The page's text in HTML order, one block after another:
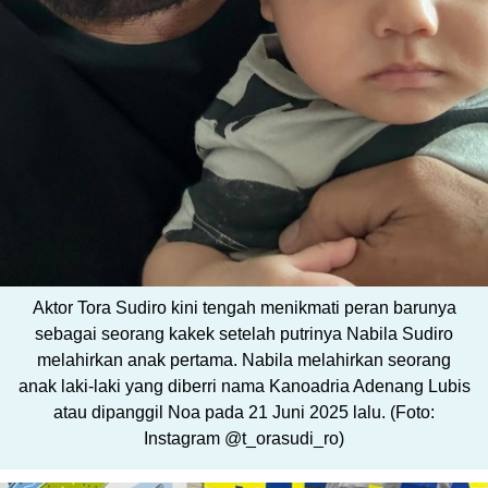
Aktor Tora Sudiro kini tengah menikmati peran barunya
sebagai seorang kakek setelah putrinya Nabila Sudiro
melahirkan anak pertama. Nabila melahirkan seorang
anak laki-laki yang diberri nama Kanoadria Adenang Lubis
atau dipanggil Noa pada 21 Juni 2025 lalu. (Foto:
Instagram @t_orasudi_ro)